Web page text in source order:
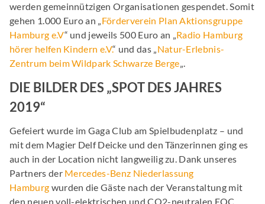
werden gemeinnützigen Organisationen gespendet. Somit
gehen 1.000 Euro an „Förderverein Plan Aktionsgruppe
Hamburg e.V“ und jeweils 500 Euro an „Radio Hamburg
hörer helfen Kindern e.V.“ und das „Natur-Erlebnis-
Zentrum beim Wildpark Schwarze Berge„.
DIE BILDER DES „SPOT DES JAHRES
2019“
Gefeiert wurde im Gaga Club am Spielbudenplatz – und
mit dem Magier Delf Deicke und den Tänzerinnen ging es
auch in der Location nicht langweilig zu. Dank unseres
Partners der Mercedes-Benz Niederlassung
Hamburg wurden die Gäste nach der Veranstaltung mit
den neuen voll-elektrischen und CO2-neutralen EQC